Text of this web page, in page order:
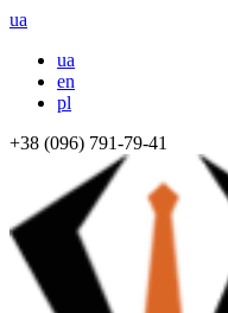
ua
ua
en
pl
+38 (096) 791-79-41